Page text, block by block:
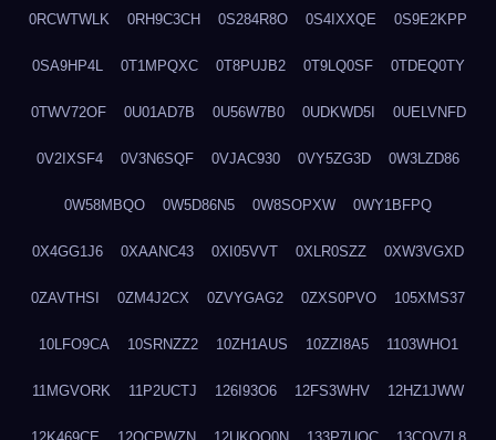
0RCWTWLK 0RH9C3CH 0S284R8O 0S4IXXQE 0S9E2KPP
0SA9HP4L 0T1MPQXC 0T8PUJB2 0T9LQ0SF 0TDEQ0TY
0TWV72OF 0U01AD7B 0U56W7B0 0UDKWD5I 0UELVNFD
0V2IXSF4 0V3N6SQF 0VJAC930 0VY5ZG3D 0W3LZD86
0W58MBQO 0W5D86N5 0W8SOPXW 0WY1BFPQ
0X4GG1J6 0XAANC43 0XI05VVT 0XLR0SZZ 0XW3VGXD
0ZAVTHSI 0ZM4J2CX 0ZVYGAG2 0ZXS0PVO 105XMS37
10LFO9CA 10SRNZZ2 10ZH1AUS 10ZZI8A5 1103WHO1
11MGVORK 11P2UCTJ 126I93O6 12FS3WHV 12HZ1JWW